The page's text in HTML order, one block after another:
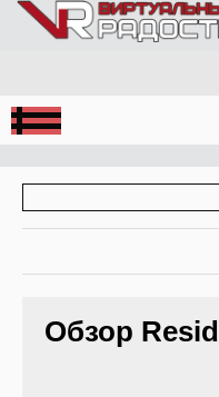
Jump to Navigation
Обзор